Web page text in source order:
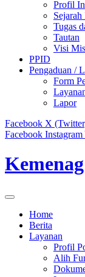
Profil
Tugas
Tautan
Visi
PPID
Pengaduan /
Form
Lapor
Facebook X
Facebook Instagram
Home
Berita
Layanan
Profil
Alih